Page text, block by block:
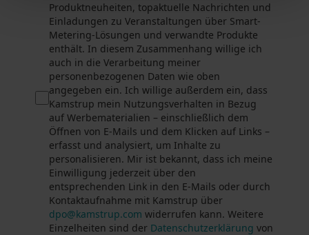
Produktneuheiten, topaktuelle Nachrichten und
Einladungen zu Veranstaltungen über Smart-
Metering-Lösungen und verwandte Produkte
enthält. In diesem Zusammenhang willige ich
auch in die Verarbeitung meiner
personenbezogenen Daten wie oben
angegeben ein. Ich willige außerdem ein, dass
Kamstrup mein Nutzungsverhalten in Bezug
auf Werbematerialien – einschließlich dem
Öffnen von E-Mails und dem Klicken auf Links –
erfasst und analysiert, um Inhalte zu
personalisieren. Mir ist bekannt, dass ich meine
Einwilligung jederzeit über den
entsprechenden Link in den E-Mails oder durch
Kontaktaufnahme mit Kamstrup über
dpo@kamstrup.com widerrufen kann. Weitere
Einzelheiten sind der Datenschutzerklärung von